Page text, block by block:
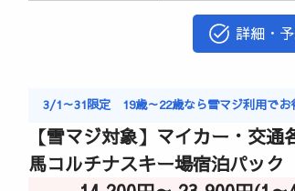
詳細・
3/1～31限定 19歳～22歳なら雪マジ利用でお
【雪マジ対象】マイカー・交
馬コルチナスキー場宿泊パック